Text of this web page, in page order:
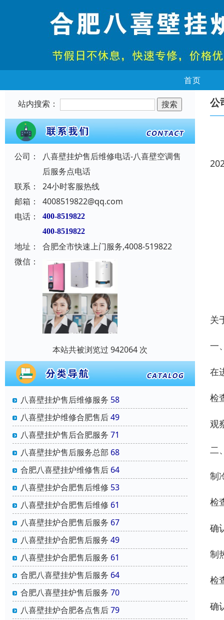
首页
站内搜索：
公司：
八喜壁挂炉售后维修电话-八喜壁空调售
后服务点电话
联系：
24小时客服热线
邮箱：
4008519822@qq.com
电话：
400-8519822
400-8519822
地址：
合肥全市快速上门服务,4008-519822
微信：
本站共被浏览过 942064 次
八喜壁挂炉售后维修服务 58
八喜壁挂炉维修合肥售后49
八喜壁挂炉售后合肥服务 71
八喜壁挂炉售后服务总部 68
合肥八喜壁挂炉维修售后 64
八喜壁挂炉合肥售后维修 53
八喜壁挂炉合肥售后维修 61
八喜壁挂炉合肥售后服务 67
八喜壁挂炉合肥售后服务 49
八喜壁挂炉合肥售后服务 61
合肥八喜壁挂炉售后服务 64
合肥八喜壁挂炉售后服务 70
八喜壁挂炉合肥各点售后79
公
关
一
在
检
观
二
制
检
确
制
检
确